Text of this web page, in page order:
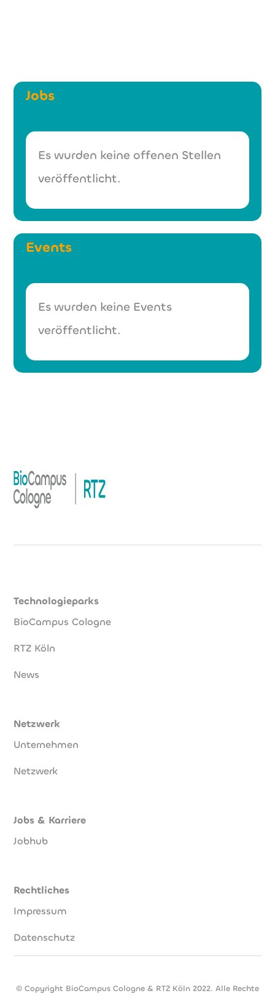
Jobs
Es wurden keine offenen Stellen
veröffentlicht.
Events
Es wurden keine Events
veröffentlicht.
Technologieparks
BioCampus Cologne
RTZ Köln
News
Netzwerk
Unternehmen
Netzwerk
Jobs & Karriere
Jobhub
Rechtliches
Impressum
Datenschutz
© Copyright BioCampus Cologne & RTZ Köln 2022. Alle Rechte